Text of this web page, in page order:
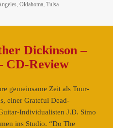
Session
Studios,
Los
–
DVD-
Review
,Oklahoma,Tulsa
– In Session At The Paradise Studios, Los
Dickinson –
CD-Review
gemeinsame Zeit als Tour-
einer Grateful Dead-
Individualisten J.D. Simo
ins Studio. “Do The